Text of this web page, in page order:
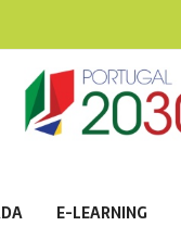
E-LEARNING